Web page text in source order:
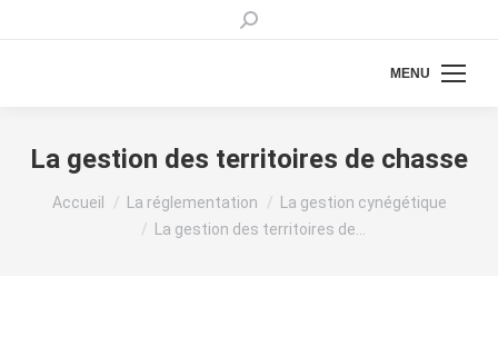
Recherche
MENU
La gestion des territoires de chasse
Vous êtes ici :
Accueil La réglementation
La gestion cynégétique
La gestion des territoires de…